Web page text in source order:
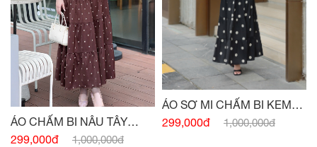
ÁO CHẤM BI NÂU TÂY
CHUN EO
299,000đ 1,000,000đ
ÁO SƠ MI CHẤM BI KEM
ĐEN CHUN VAI
299,000đ 1,000,000đ